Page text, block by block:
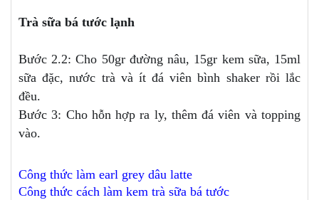
Trà sữa bá tước lạnh
Bước 2.2: Cho 50gr đường nâu, 15gr kem sữa, 15ml
sữa đặc, nước trà và ít đá viên bình shaker rồi lắc
đều.
Bước 3: Cho hỗn hợp ra ly, thêm đá viên và topping
vào.
Công thức làm earl grey dâu latte
Công thức cách làm kem trà sữa bá tước